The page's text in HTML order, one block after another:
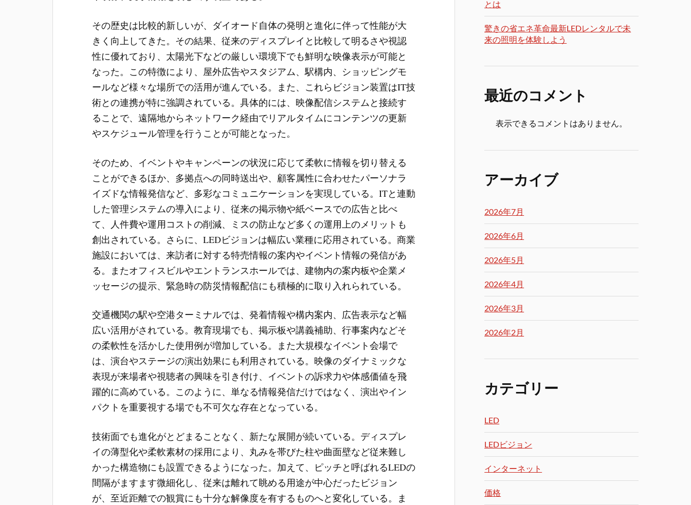
その歴史は比較的新しいが、ダイオード自体の発明と進化に伴って性能が大
きく向上してきた。その結果、従来のディスプレイと比較して明るさや視認
性に優れており、太陽光下などの厳しい環境下でも鮮明な映像表示が可能と
なった。この特徴により、屋外広告やスタジアム、駅構内、ショッピングモ
ールなど様々な場所での活用が進んでいる。また、これらビジョン装置はIT技
術との連携が特に強調されている。具体的には、映像配信システムと接続す
ることで、遠隔地からネットワーク経由でリアルタイムにコンテンツの更新
やスケジュール管理を行うことが可能となった。
そのため、イベントやキャンペーンの状況に応じて柔軟に情報を切り替える
ことができるほか、多拠点への同時送出や、顧客属性に合わせたパーソナラ
イズドな情報発信など、多彩なコミュニケーションを実現している。ITと連動
した管理システムの導入により、従来の掲示物や紙ベースでの広告と比べ
て、人件費や運用コストの削減、ミスの防止など多くの運用上のメリットも
創出されている。さらに、LEDビジョンは幅広い業種に応用されている。商業
施設においては、来訪者に対する特売情報の案内やイベント情報の発信があ
る。またオフィスビルやエントランスホールでは、建物内の案内板や企業メ
ッセージの提示、緊急時の防災情報配信にも積極的に取り入れられている。
交通機関の駅や空港ターミナルでは、発着情報や構内案内、広告表示など幅
広い活用がされている。教育現場でも、掲示板や講義補助、行事案内などそ
の柔軟性を活かした使用例が増加している。また大規模なイベント会場で
は、演台やステージの演出効果にも利用されている。映像のダイナミックな
表現が来場者や視聴者の興味を引き付け、イベントの訴求力や体感価値を飛
躍的に高めている。このように、単なる情報発信だけではなく、演出やイン
パクトを重要視する場でも不可欠な存在となっている。
技術面でも進化がとどまることなく、新たな展開が続いている。ディスプレ
イの薄型化や柔軟素材の採用により、丸みを帯びた柱や曲面壁など従来難し
かった構造物にも設置できるようになった。加えて、ピッチと呼ばれるLEDの
間隔がますます微細化し、従来は離れて眺める用途が中心だったビジョン
が、至近距離での観賞にも十分な解像度を有するものへと変化している。ま
とは
驚きの省エネ革命最新LEDレンタルで未
来の照明を体験しよう
最近のコメント
表示できるコメントはありません。
アーカイブ
2026年7月
2026年6月
2026年5月
2026年4月
2026年3月
2026年2月
カテゴリー
LED
LEDビジョン
インターネット
価格